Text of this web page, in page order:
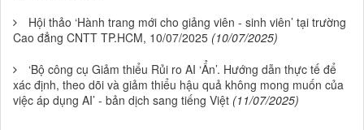
Hội thảo ‘Hành trang mới cho giảng viên - sinh viên’ tại trường
Cao đẳng CNTT TP.HCM, 10/07/2025 (10/07/2025)
‘Bộ công cụ Giảm thiểu Rủi ro AI ‘Ẩn’. Hướng dẫn thực tế để
xác định, theo dõi và giảm thiểu hậu quả không mong muốn của
việc áp dụng AI’ - bản dịch sang tiếng Việt (11/07/2025)